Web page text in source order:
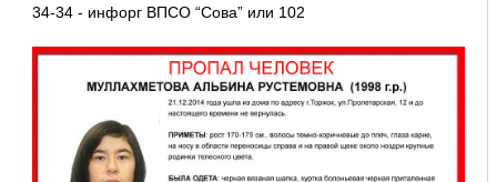
34-34 - инфорг ВПСО “Сова” или 102